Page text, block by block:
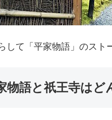
して「平家物語」のスト
物語と祇王寺はど